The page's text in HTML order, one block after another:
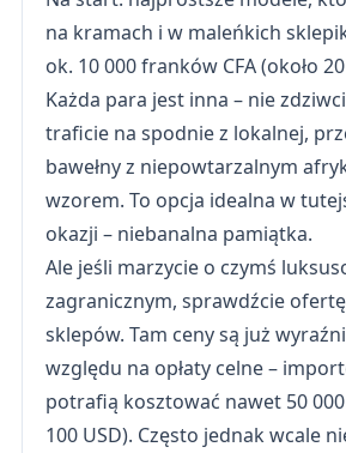
na kramach i w maleńkich
ok. 10 000 franków CFA (około
Każda para jest inna – nie
traficie na spodnie z lokalnej,
bawełny z niepowtarzalnym
wzorem. To opcja idealna w
okazji – niebanalna pamiątka.
Ale jeśli marzycie o czymś
zagranicznym, sprawdźcie
sklepów. Tam ceny są już
względu na opłaty celne –
potrafią kosztować nawet 50 000
100 USD). Często jednak wcale